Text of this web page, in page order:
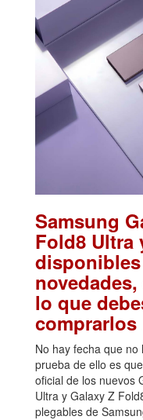
Samsung
Fold8 Ultra
lo que
comprarlos
No hay fecha que
prueba de ello es
oficial de los nuevos
Ultra y Galaxy Z
plegables de